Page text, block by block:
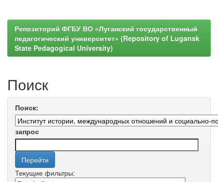
Репозиторий ФГБУ ВО «Луганский государственный
педагогический университет» (Repository of Lugansk
State Pedagogical University)
Поиск
Поиск:
запрос
Текущие фильтры: